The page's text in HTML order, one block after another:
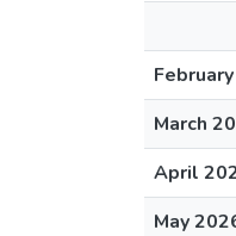
March
April
May